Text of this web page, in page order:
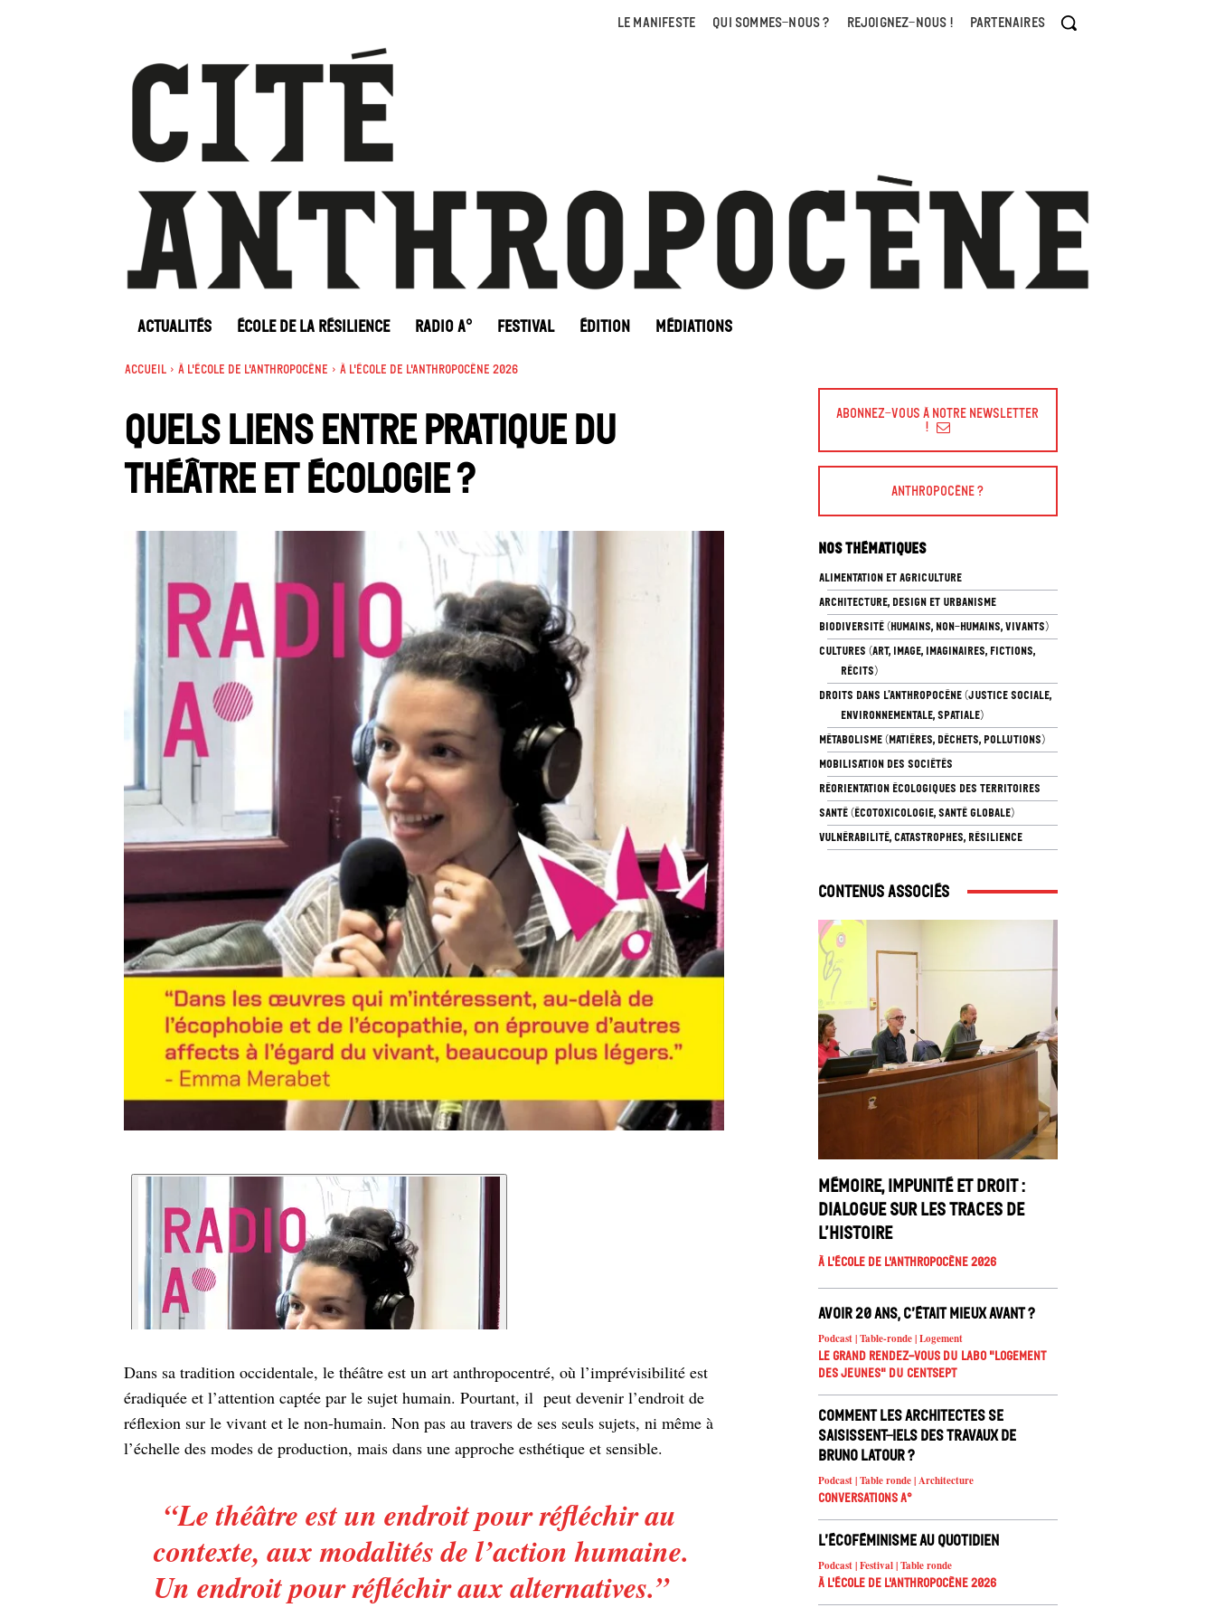
LE MANIFESTE QUI SOMMES-NOUS ? REJOIGNEZ-NOUS ! PARTENAIRES
ACTUALITÉS ÉCOLE DE LA RÉSILIENCE RADIO A° FESTIVAL ÉDITION MÉDIATIONS
Accueil À l'école de l'Anthropocène À l'école de l'Anthropocène 2026
Quels liens entre pratique du
théâtre et écologie ?
Dans sa tradition occidentale, le théâtre est un art anthropocentré, où l’imprévisibilité est
éradiquée et l’attention captée par le sujet humain. Pourtant, il peut devenir l’endroit de
réflexion sur le vivant et le non-humain. Non pas au travers de ses seuls sujets, ni même à
l’échelle des modes de production, mais dans une approche esthétique et sensible.
“Le théâtre est un endroit pour réfléchir au
contexte, aux modalités de l’action humaine.
Un endroit pour réfléchir aux alternatives.”
Abonnez-vous à Notre Newsletter
!
Anthropocène ?
Nos thématiques
ALIMENTATION ET AGRICULTURE
ARCHITECTURE, DESIGN ET URBANISME
BIODIVERSITÉ (HUMAINS, NON-HUMAINS, VIVANTS)
CULTURES (ART, IMAGE, IMAGINAIRES, FICTIONS,
RÉCITS)
DROITS DANS L’ANTHROPOCÈNE (JUSTICE SOCIALE,
ENVIRONNEMENTALE, SPATIALE)
MÉTABOLISME (MATIÈRES, DÉCHETS, POLLUTIONS)
MOBILISATION DES SOCIÉTÉS
RÉORIENTATION ÉCOLOGIQUES DES TERRITOIRES
SANTÉ (ÉCOTOXICOLOGIE, SANTÉ GLOBALE)
VULNÉRABILITÉ, CATASTROPHES, RÉSILIENCE
Contenus associés
Mémoire, impunité et droit :
dialogue sur les traces de
l’histoire
À l'école de l'Anthropocène 2026
Avoir 20 ans, c’était mieux avant ?
Podcast | Table-ronde | Logement
Le Grand Rendez-vous du Labo "Logement
des jeunes" du Centsept
Comment les architectes se
saisissent-iels des travaux de
Bruno Latour ?
Podcast | Table ronde | Architecture
Conversations A°
L’écoféminisme au quotidien
Podcast | Festival | Table ronde
À l'école de l'Anthropocène 2026